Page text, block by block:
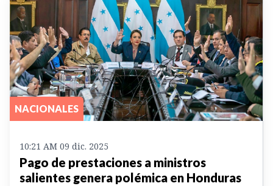
NACIONALES
10:21 AM 09 dic. 2025
Pago de prestaciones a ministros
salientes genera polémica en Honduras